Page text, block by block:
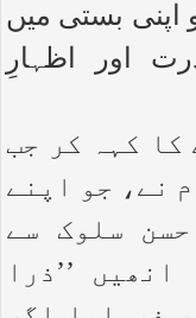
اپنی بستی میں
اور اظہارِ
کا کہہ کر جب
نے، جو اپنے
سلوک سے
’’ذرا